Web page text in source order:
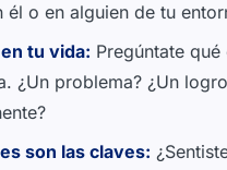
él o en alguien de tu
tu vida: Pregúntate qué
¿Un problema? ¿Un
son las claves: